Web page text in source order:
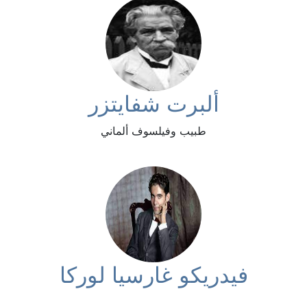
ألبرت شفايتزر
طبيب وفيلسوف ألماني
فيدريكو غارسيا لوركا